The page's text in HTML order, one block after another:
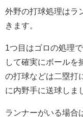
外野の打球処理はラ
きます。
1つ目はゴロの処理
して確実にボールを
の打球などは二塁打
に内野手に送球しま
ランナーがいる場合